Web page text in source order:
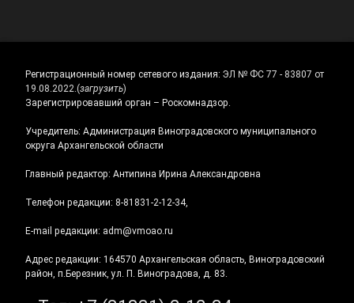
Регистрационный номер сетевого издания: ЭЛ № ФС 77 - 83807 от
19.08.2022.(загрузить)
Зарегистрировавший орган – Роскомнадзор.
Учредитель: Администрация Виноградовского муниципального
округа Архангельской области
Главный редактор: Антипина Ирина Александровна
Телефон редакции: 8-81831-2-12-34,
E-mail редакции: adm@vmoao.ru
Адрес редакции: 164570 Архангельская область, Виноградовский
район, п.Березник, ул. П. Виноградова, д. 83.